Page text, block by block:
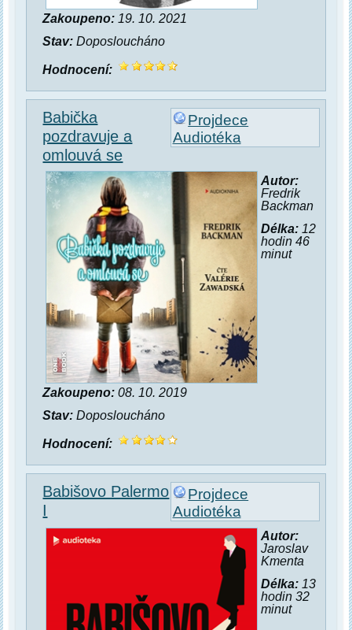
Zakoupeno: 19. 10. 2021
Stav: Doposloucháno
Hodnocení:
Projdece
Audiotéka
Babička
pozdravuje a
omlouvá se
Autor:
Fredrik
Backman
Délka:12
hodin 46
minut
Zakoupeno: 08. 10. 2019
Stav: Doposloucháno
Hodnocení:
Projdece
Audiotéka
Babišovo Palermo
I
Autor:
Jaroslav
Kmenta
Délka:13
hodin 32
minut